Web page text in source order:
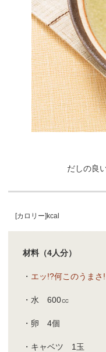
だしの良
[カロリー]kcal
材料（4人分）
・ エッ!?何このうまさ
・水 600㏄
・卵 4個
・キャベツ 1玉